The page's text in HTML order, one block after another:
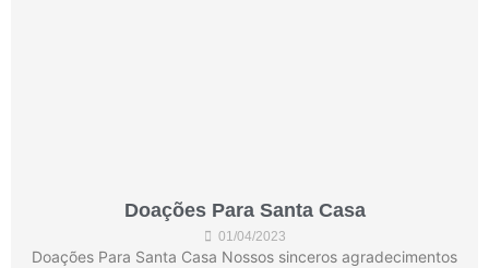
Doações Para Santa Casa
01/04/2023
Doações Para Santa Casa Nossos sinceros agradecimentos